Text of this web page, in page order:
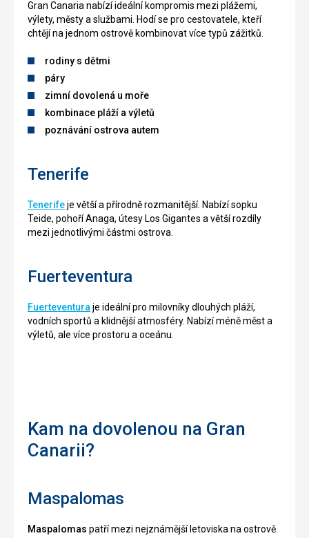
Gran Canaria nabízí ideální kompromis mezi plážemi,
výlety, městy a službami. Hodí se pro cestovatele, kteří
chtějí na jednom ostrově kombinovat více typů zážitků.
rodiny s dětmi
páry
zimní dovolená u moře
kombinace pláží a výletů
poznávání ostrova autem
Tenerife
Tenerifeje větší a přírodně rozmanitější. Nabízí sopku
Teide, pohoří Anaga, útesy Los Gigantes a větší rozdíly
mezi jednotlivými částmi ostrova.
Fuerteventura
Fuerteventura je ideální pro milovníky dlouhých pláží,
vodních sportů a klidnější atmosféry. Nabízí méně měst a
výletů, ale více prostoru a oceánu.
Kam na dovolenou na Gran
Canarii?
Maspalomas
Maspalomas patří mezi nejznámější letoviska na ostrově.